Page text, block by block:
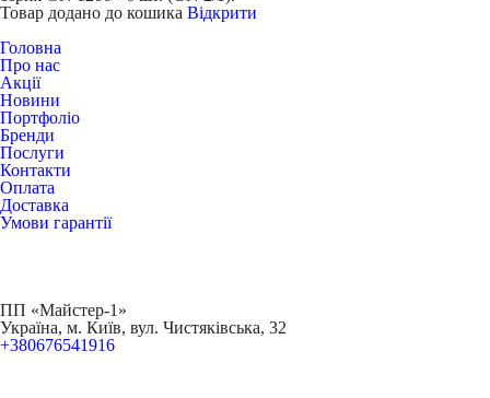
Товар додано до кошика Відкрити
Головна
Про нас
Акції
Новини
Портфоліо
Бренди
Послуги
Контакти
Оплата
Доставка
Умови гарантії
ПП «Майстер-1»
Українa, м. Київ, вул. Чистяківська, 32
+380676541916